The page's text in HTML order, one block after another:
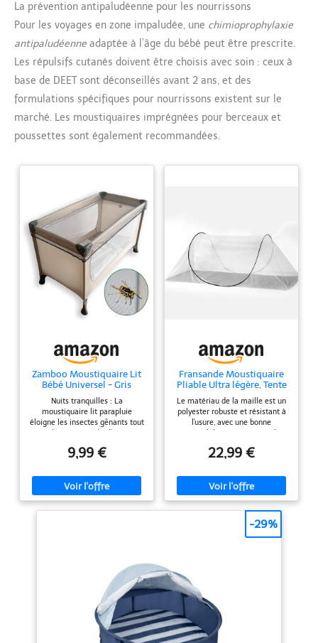
La prévention antipaludéenne pour les nourrissons
Pour les voyages en zone impaludée, une chimioprophylaxie
antipaludéenne adaptée à l’âge du bébé peut être prescrite.
Les répulsifs cutanés doivent être choisis avec soin : ceux à
base de DEET sont déconseillés avant 2 ans, et des
formulations spécifiques pour nourrissons existent sur le
marché. Les moustiquaires imprégnées pour berceaux et
poussettes sont également recommandées.
Zamboo Moustiquaire Lit
Bébé Universel - Gris
Nuits tranquilles : La
moustiquaire lit parapluie
éloigne les insectes gênants tout
préservé et maman et papa sont
les insectes : Le filet anti-
moustique à mailles fines pour
lit bebe est résistant et éloigne
voyage plus petits, berceaux à
parois filet (90x40 cm, 60x120
cm) et parcs jusqu'à 100x100 cm
Rangement compact : La
moustiquaire de lit bébé se plie
facilement et est livrée dans un
emballage pensé pour réduire
9,99 €
Fransande Moustiquaire
Pliable Ultra légère, Tente
de Camping Portable, lit
moustiquaire Familial,
Installation Facile et
Rapide
Le matériau de la maille est un
polyester robuste et résistant à
l'usure, avec une bonne
est soutenu par des tubes en
et très flexibles. Une
moustiquaire entièrement
fermée avec une fermeture
complète et peut bloquer les
moustiques, les insectes, les
araignées et autres insectes.
pliage et l'emballage ne
prennent que quelques secondes.
Vous pouvez le garder dans
n'importe quelle valise lors de
vos voyages ou du camping. Il
peut être utilisé à l'intérieur et à
22,99 €
-29%